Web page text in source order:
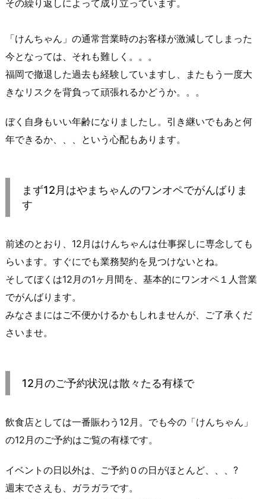
その繰り返しによって成り立っています。
「けんちゃん」の通常営業時のお客様が激減してしまった
今となっては、それも難しく。。。
福岡で撤退した過去も経験していますし、またもう一度大
きなリスクを背負って頑張れるかどうか。。。
ぼく自身もいい年齢になりましたし。引き継いでもあと何
年できるか、、、という心配もあります。
まず12月はやまちゃんのワンオペでがんばりま
す
前述のとおり、12月はけんちゃんは仕事探しに専念しても
らいます。すぐにでも業務契約を見つけないとね。
そしてぼくは12月の1ヶ月間を、基本的にワンオペ１人営業
でがんばります。
みなさまにはご不便かけるかもしれませんが、ご了承くだ
さいませ。
12月のご予約状況は散々たる有様で
飲食店としては一番賑わう12月。でも今の「けんちゃん」
の12月のご予約はご覧の有様です。
イベントの日以外は、ご予約０の日がほとんど、、、?
週末でさえも、ガラガラです。